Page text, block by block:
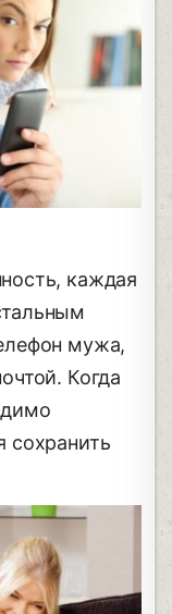
каждая
мужа,
Когда
сохранить